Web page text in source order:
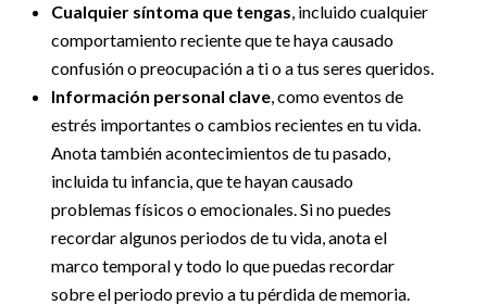
Cualquier síntoma que tengas, incluido cualquier
comportamiento reciente que te haya causado
confusión o preocupación a ti o a tus seres queridos.
Información personal clave, como eventos de
estrés importantes o cambios recientes en tu vida.
Anota también acontecimientos de tu pasado,
incluida tu infancia, que te hayan causado
problemas físicos o emocionales. Si no puedes
recordar algunos periodos de tu vida, anota el
marco temporal y todo lo que puedas recordar
sobre el periodo previo a tu pérdida de memoria.